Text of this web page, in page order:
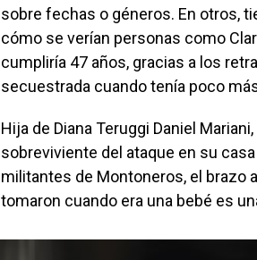
sobre fechas o géneros. En otros,
cómo se verían personas como
cumpliría 47 años, gracias a los
secuestrada cuando tenía poco
Hija de Diana Teruggi Daniel
sobreviviente del ataque en su
militantes de Montoneros, el brazo
tomaron cuando era una bebé es